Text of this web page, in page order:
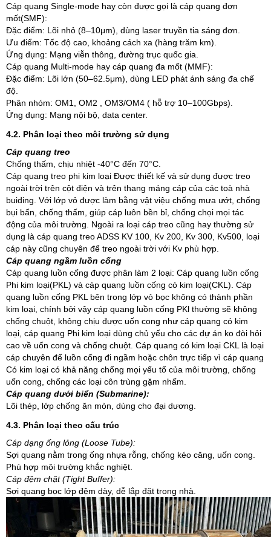
Cáp quang Single-mode hay còn được gọi là cáp quang đơn
mốt(SMF):
Đặc điểm: Lõi nhỏ (8–10μm), dùng laser truyền tia sáng đơn.
Ưu điểm: Tốc độ cao, khoảng cách xa (hàng trăm km).
Ứng dụng: Mạng viễn thông, đường trục quốc gia.
Cáp quang Multi-mode hay cáp quang đa mốt (MMF):
Đặc điểm: Lõi lớn (50–62.5μm), dùng LED phát ánh sáng đa chế
độ.
Phân nhóm: OM1, OM2 , OM3/OM4 ( hỗ trợ 10–100Gbps).
Ứng dụng: Mạng nội bộ, data center.
4.2. Phân loại theo môi trường sử dụng
Cáp quang treo
Chống thấm, chịu nhiệt -40°C đến 70°C.
Cáp quang treo phi kim loại Được thiết kế và sử dụng được treo
ngoài trời trên cột điện và trên thang máng cáp của các toà nhà
buiding. Với lớp vỏ được làm bằng vật việu chống mưa ướt, chống
bụi bẩn, chống thấm, giúp cáp luôn bền bỉ, chống chọi mọi tác
động của môi trường. Ngoài ra loại cáp treo cũng hay thường sử
dụng là cáp quang treo ADSS KV 100, Kv 200, Kv 300, Kv500, loại
cáp này cũng chuyên để treo ngoài trời với Kv phù hợp.
Cáp quang ngầm luồn cống
Cáp quang luồn cống được phân làm 2 loại: Cáp quang luồn cống
Phi kim loại(PKL) và cáp quang luồn cống có kim loại(CKL). Cáp
quang luồn cống PKL bên trong lớp vỏ bọc không có thành phần
kim loại, chính bởi vậy cáp quang luồn cống PKl thường sẽ không
chống chuột, không chịu được uốn cong như cáp quang có kim
loại, cáp quang Phi kim loại dùng chủ yếu cho các dự án ko đòi hỏi
cao về uốn cong và chống chuột. Cáp quang có kim loại CKL là loại
cáp chuyên để luồn cống đi ngầm hoặc chôn trực tiếp vì cáp quang
Có kim loại có khả năng chống mọi yếu tố của môi trường, chống
uốn cong, chống các loại côn trùng gặm nhấm.
Cáp quang dưới biển (Submarine):
Lõi thép, lớp chống ăn mòn, dùng cho đại dương.
4.3. Phân loại theo cấu trúc
Cáp dạng ống lỏng (Loose Tube):
Sợi quang nằm trong ống nhựa rỗng, chống kéo căng, uốn cong.
Phù hợp môi trường khắc nghiệt.
Cáp đệm chặt (Tight Buffer):
Sợi quang bọc lớp đệm dày, dễ lắp đặt trong nhà.